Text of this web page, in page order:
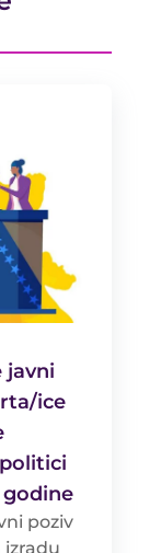
javni
ice
poziv
izradu